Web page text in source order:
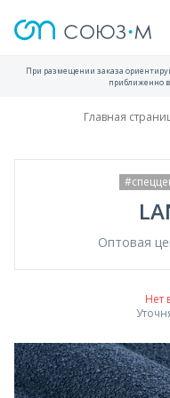
При размещении заказа
приближенно
Главная
Оптовая
Нет